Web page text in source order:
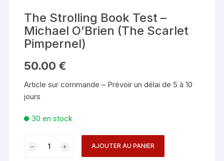
The Strolling Book Test –
Michael O’Brien (The Scarlet
Pimpernel)
50.00 €
Article sur commande – Prévoir un délai de 5 à 10
jours
30 en stock
AJOUTER AU PANIER